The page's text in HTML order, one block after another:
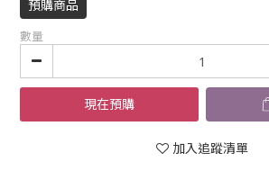
預購商品
數量
現在預購
加入追蹤清單